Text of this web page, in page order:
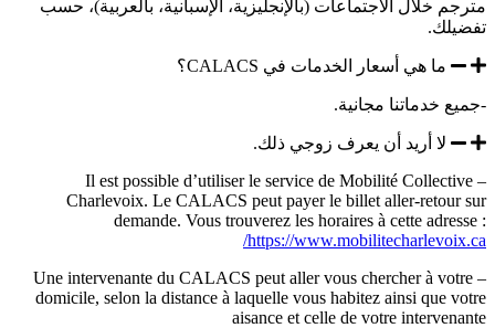
مترجم خلال الاجتماعات (بالإنجليزية، الإسبانية، بالعربية)، حسب
تفضيلك.
ما هي أسعار الخدمات في CALACS؟
-جميع خدماتنا مجانية.
لا أريد أن يعرف زوجي ذلك.
– Il est possible d’utiliser le service de Mobilité Collective
Charlevoix. Le CALACS peut payer le billet aller-retour sur
demande. Vous trouverez les horaires à cette adresse :
https://www.mobilitecharlevoix.ca/
– Une intervenante du CALACS peut aller vous chercher à votre
domicile, selon la distance à laquelle vous habitez ainsi que votre
aisance et celle de votre intervenante